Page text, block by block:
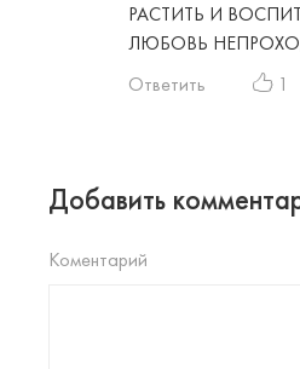
РАСТИТЬ И
ЛЮБОВЬ
Ответить
1
Добавить
Коментарий